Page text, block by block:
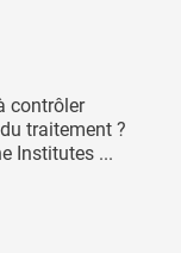
contrôler
traitement ?
Institutes ...